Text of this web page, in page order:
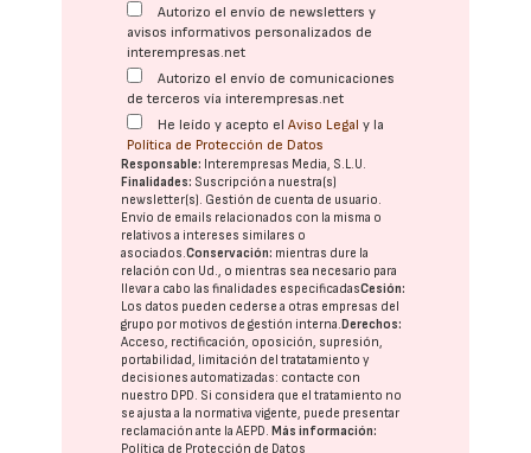
Autorizo el envío de newsletters y
avisos informativos personalizados de
interempresas.net
Autorizo el envío de comunicaciones
de terceros vía interempresas.net
He leído y acepto elAviso Legal y la
Política de Protección de Datos
Responsable: Interempresas Media, S.L.U.
Finalidades: Suscripción a nuestra(s)
newsletter(s). Gestión de cuenta de usuario.
Envío de emails relacionados con la misma o
relativos a intereses similares o
asociados.Conservación: mientras dure la
relación con Ud., o mientras sea necesario para
llevar a cabo las finalidades especificadasCesión:
Los datos pueden cederse a otras empresas del
grupo por motivos de gestión interna. Derechos:
Acceso, rectificación, oposición, supresión,
portabilidad, limitación del tratatamiento y
decisiones automatizadas: contacte con
nuestro DPD. Si considera que el tratamiento no
se ajusta a la normativa vigente, puede presentar
reclamación ante laAEPD. Más información:
Política de Protección de Datos